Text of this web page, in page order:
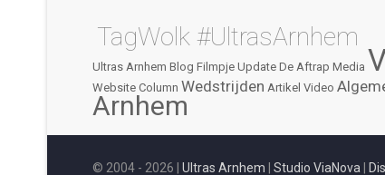
TagWolk #UltrasArnhem
Ultras Arnhem Blog Filmpje Update De Aftrap Media
Website Column Wedstrijden Artikel Video
Arnhem
© 2004 - 2026 | Ultras Arnhem Studio ViaNova